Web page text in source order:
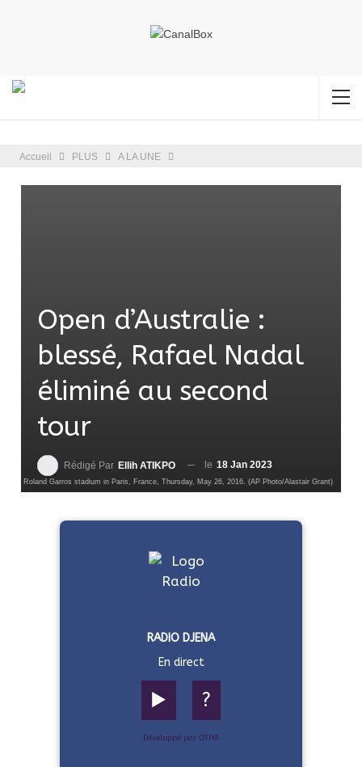
Accueil PLUS A LA UNE
Open d’Australie :
blessé, Rafael Nadal
éliminé au second
tour
Rédigé Par Ellih ATIKPO le 18 Jan 2023
the Roland Garros stadium in Paris, France, Thursday, May 26, 2016. (AP Photo/Alastair Grant)
RADIO DJENA
En direct
▶️ ?
Développé par OTIYA